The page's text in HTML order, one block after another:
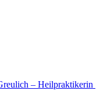
– Heilpraktikerin